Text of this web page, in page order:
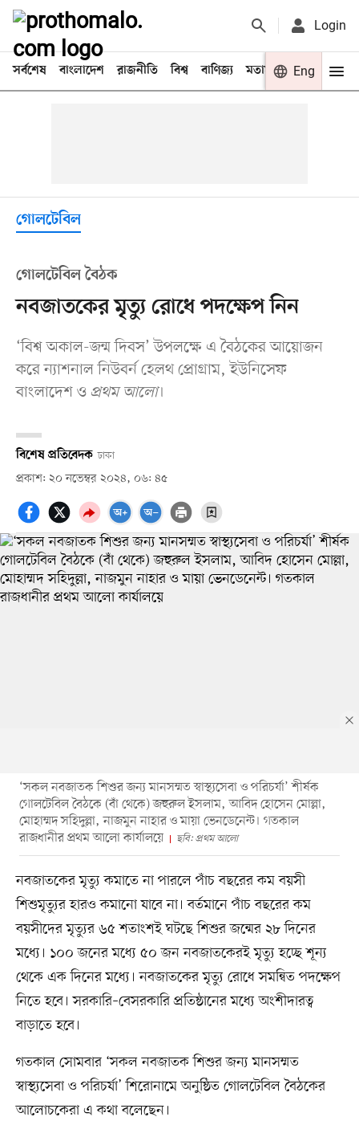
Login
সর্বশেষ বাংলাদেশ রাজনীতি বিশ্ব বাণিজ্য মতামত খেলা
Eng
গোলটেবিল
গোলটেবিল বৈঠক
নবজাতকের মৃত্যু রোধে পদক্ষেপ নিন
‘বিশ্ব অকাল-জন্ম দিবস’ উপলক্ষে এ বৈঠকের আয়োজন
করে ন্যাশনাল নিউবর্ন হেলথ প্রোগ্রাম, ইউনিসেফ
বাংলাদেশ ও প্রথম আলো।
বিশেষ প্রতিবেদক ঢাকা
প্রকাশ: ২০ নভেম্বর ২০২৪, ০৬: ৪৫
‘সকল নবজাতক শিশুর জন্য মানসম্মত স্বাস্থ্যসেবা ও পরিচর্যা’ শীর্ষক
গোলটেবিল বৈঠকে (বাঁ থেকে) জহুরুল ইসলাম, আবিদ হোসেন মোল্লা,
মোহাম্মদ সহিদুল্লা, নাজমুন নাহার ও মায়া ভেনডেনেন্ট। গতকাল
রাজধানীর প্রথম আলো কার্যালয়ে
ছবি: প্রথম আলো
নবজাতকের মৃত্যু কমাতে না পারলে পাঁচ বছরের কম বয়সী
শিশুমৃত্যুর হারও কমানো যাবে না। বর্তমানে পাঁচ বছরের কম
বয়সীদের মৃত্যুর ৬৫ শতাংশই ঘটছে শিশুর জন্মের ২৮ দিনের
মধ্যে। ১০০ জনের মধ্যে ৫০ জন নবজাতকেরই মৃত্যু হচ্ছে শূন্য
থেকে এক দিনের মধ্যে। নবজাতকের মৃত্যু রোধে সমন্বিত পদক্ষেপ
নিতে হবে। সরকারি–বেসরকারি প্রতিষ্ঠানের মধ্যে অংশীদারত্ব
বাড়াতে হবে।
গতকাল সোমবার ‘সকল নবজাতক শিশুর জন্য মানসম্মত
স্বাস্থ্যসেবা ও পরিচর্যা’ শিরোনামে অনুষ্ঠিত গোলটেবিল বৈঠকের
আলোচকেরা এ কথা বলেছেন।